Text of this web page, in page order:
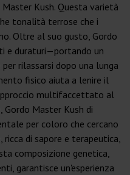
Kush. Questa varietà
tonalità terrose che i
Oltre al suo gusto, Gordo
e duraturi—portando un
rilassarsi dopo una lunga
fisico aiuta a lenire il
multifaccettato al
Gordo Master Kush di
per coloro che cercano
ricca di sapore e terapeutica,
composizione genetica,
garantisce un'esperienza